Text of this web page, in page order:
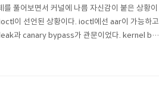
풀어보면서 커널에 나름 자신감이 붙은 상황이
이 선언된 상황이다. ioctl에선 aar이 가능하고
과 canary bypass가 관문이었다. kernel ba